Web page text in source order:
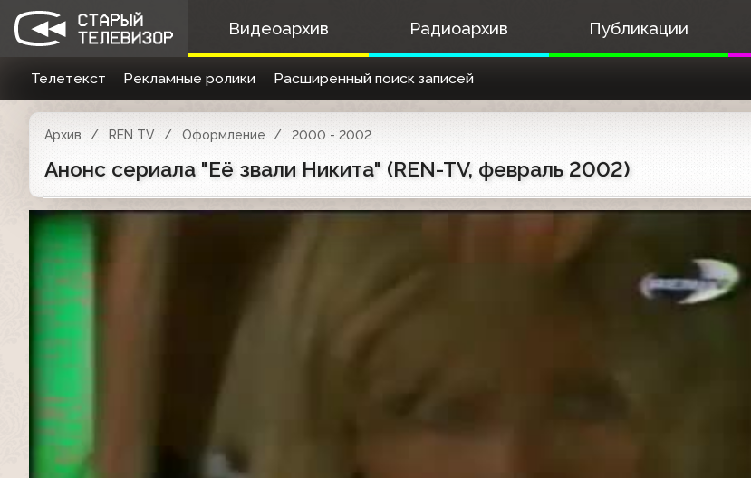
Видеоархив Радиоархив Публикации
Телетекст Рекламные ролики Расширенный поиск записей
Архив REN TV Оформление 2000 - 2002
Анонс сериала "Её звали Никита" (REN-TV, февраль 2002)